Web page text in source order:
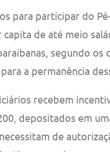
para participar do
capita de até meio
segundo
a permanência
recebem
depositados em
de